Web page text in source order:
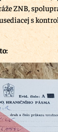
ZNB,
s